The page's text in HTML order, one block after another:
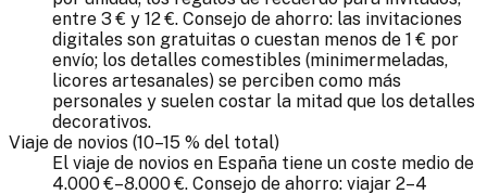
entre 3 € y 12 €. Consejo de ahorro: las invitaciones
digitales son gratuitas o cuestan menos de 1 € por
envío; los detalles comestibles (minimermeladas,
licores artesanales) se perciben como más
personales y suelen costar la mitad que los detalles
decorativos.
Viaje de novios (10–15 % del total)
El viaje de novios en España tiene un coste medio de
4.000 €–8.000 €. Consejo de ahorro: viajar 2–4